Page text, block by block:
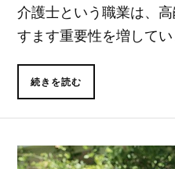
介護士という職業は、
すます重要性を増してい
続きを読む